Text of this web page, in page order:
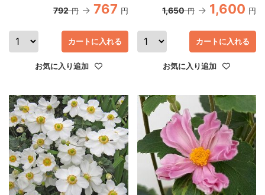
792 円 767 円
お気に入り追加
カートに入れる
1,650 円 1,600 円
お気に入り追加
カートに入れる